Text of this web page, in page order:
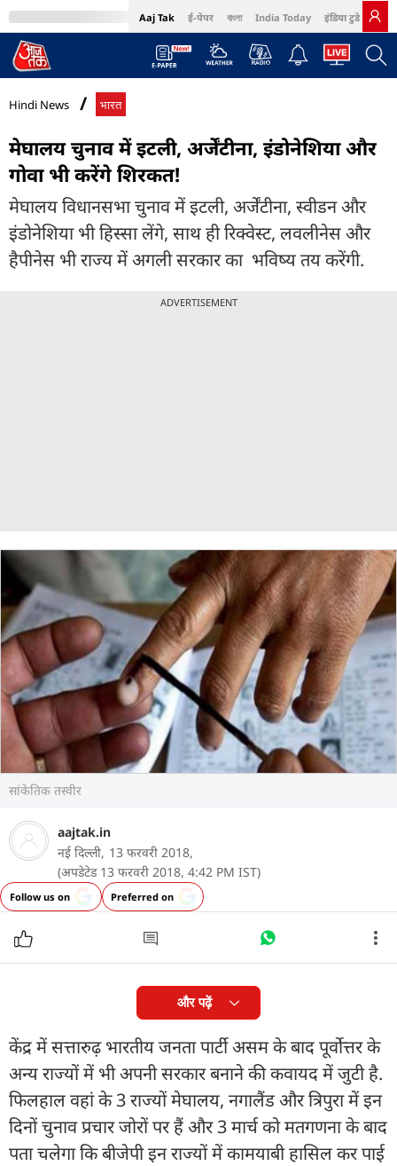
Aaj Tak ई-पेपर বাংলা India Today इंडिया टुडे हिंदी
MumbaiTak Cosmopolitan Harper's Bazaar Northeast
Hindi News भारत
मेघालय चुनाव में इटली, अर्जेंटीना, इंडोनेशिया और
गोवा भी करेंगे शिरकत!
मेघालय विधानसभा चुनाव में इटली, अर्जेंटीना, स्वीडन और
इंडोनेशिया भी हिस्सा लेंगे, साथ ही रिक्वेस्ट, लवलीनेस और
हैपीनेस भी राज्य में अगली सरकार का भविष्य तय करेंगी.
ADVERTISEMENT
सांकेतिक तस्वीर
aajtak.in
नई दिल्ली, 13 फरवरी 2018,
(अपडेटेड 13 फरवरी 2018, 4:42 PM IST)
Follow us on Preferred on
और पढ़ें
केंद्र में सत्तारुढ़ भारतीय जनता पार्टी असम के बाद पूर्वोत्तर के
अन्य राज्यों में भी अपनी सरकार बनाने की कवायद में जुटी है.
फिलहाल वहां के 3 राज्यों मेघालय, नगालैंड और त्रिपुरा में इन
दिनों चुनाव प्रचार जोरों पर हैं और 3 मार्च को मतगणना के बाद
पता चलेगा कि बीजेपी इन राज्यों में कामयाबी हासिल कर पाई